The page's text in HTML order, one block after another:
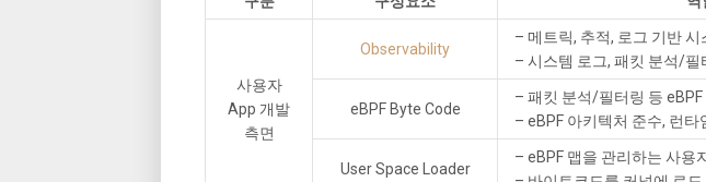
사용자
App 개발
측면
Observability
– 메트릭, 추적, 로그 기반 시
– 시스템 로그, 패킷 분석/필
eBPF Byte Code
– 패킷 분석/필터링 등
– eBPF 아키텍처 준수, 런타
User Space Loader
– eBPF 맵을 관리하는 사용